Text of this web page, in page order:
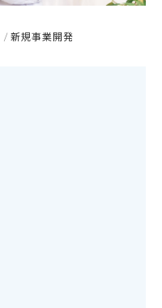
新規事業開発